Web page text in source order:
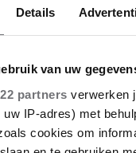
Details
van uw
partners verwerken
IP-adres) met
cookies om
2024